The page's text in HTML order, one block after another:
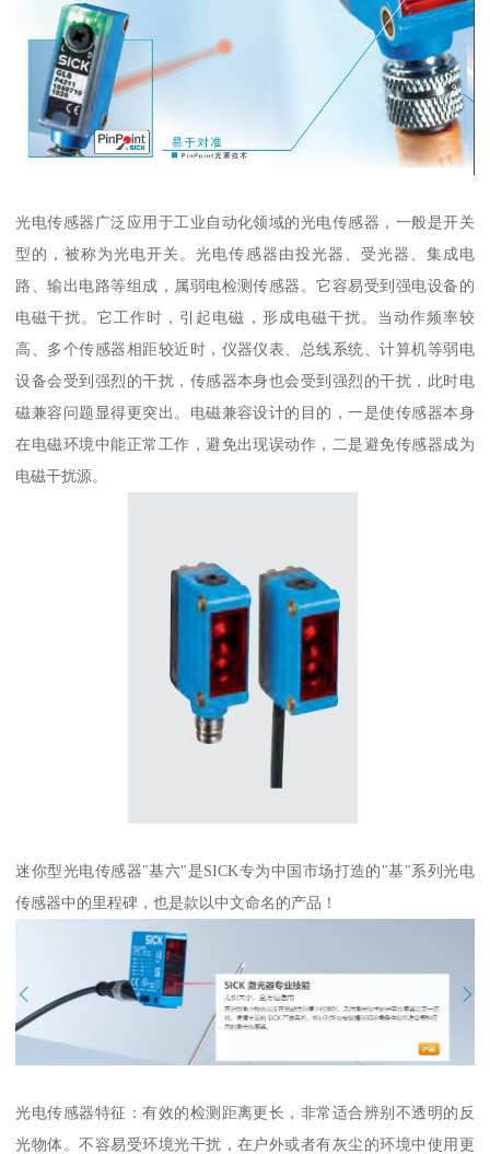
光电传感器广泛应用于工业自动化领域的光电传感器，一般是开关
型的，被称为光电开关。光电传感器由投光器、受光器、集成电
路、输出电路等组成，属弱电检测传感器。它容易受到强电设备的
电磁干扰。它工作时，引起电磁，形成电磁干扰。当动作频率较
高、多个传感器相距较近时，仪器仪表、总线系统、计算机等弱电
设备会受到强烈的干扰，传感器本身也会受到强烈的干扰，此时电
磁兼容问题显得更突出。电磁兼容设计的目的，一是使传感器本身
在电磁环境中能正常工作，避免出现误动作，二是避免传感器成为
电磁干扰源。
迷你型光电传感器"基六"是SICK专为中国市场打造的"基"系列光电
传感器中的里程碑，也是款以中文命名的产品！
光电传感器特征：有效的检测距离更长，非常适合辨别不透明的反
光物体。不容易受环境光干扰，在户外或者有灰尘的环境中使用更